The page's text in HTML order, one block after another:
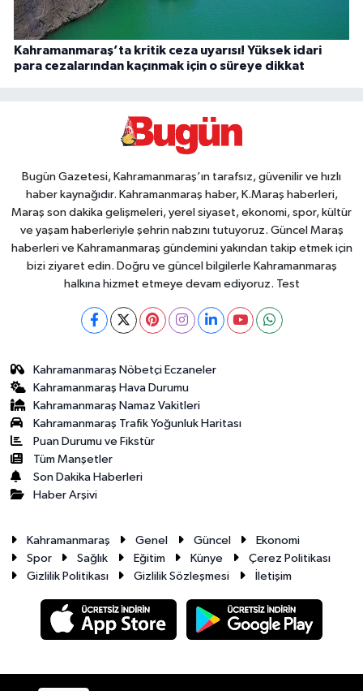
Kahramanmaraş’ta kritik ceza uyarısı! Yüksek idari
para cezalarından kaçınmak için o süreye dikkat
Bugün Gazetesi, Kahramanmaraş’ın tarafsız, güvenilir ve hızlı
haber kaynağıdır. Kahramanmaraş haber, K.Maraş haberleri,
Maraş son dakika gelişmeleri, yerel siyaset, ekonomi, spor, kültür
ve yaşam haberleriyle şehrin nabzını tutuyoruz. Güncel Maraş
haberleri ve Kahramanmaraş gündemini yakından takip etmek için
bizi ziyaret edin. Doğru ve güncel bilgilerle Kahramanmaraş
halkına hizmet etmeye devam ediyoruz. Test
Kahramanmaraş Nöbetçi Eczaneler
Kahramanmaraş Hava Durumu
Kahramanmaraş Namaz Vakitleri
Kahramanmaraş Trafik Yoğunluk Haritası
Puan Durumu ve Fikstür
Tüm Manşetler
Son Dakika Haberleri
Haber Arşivi
Kahramanmaraş Genel Güncel
Ekonomi
Spor
Sağlık Eğitim Künye
Çerez Politikası
Gizlilik Politikası
Gizlilik Sözleşmesi İletişim